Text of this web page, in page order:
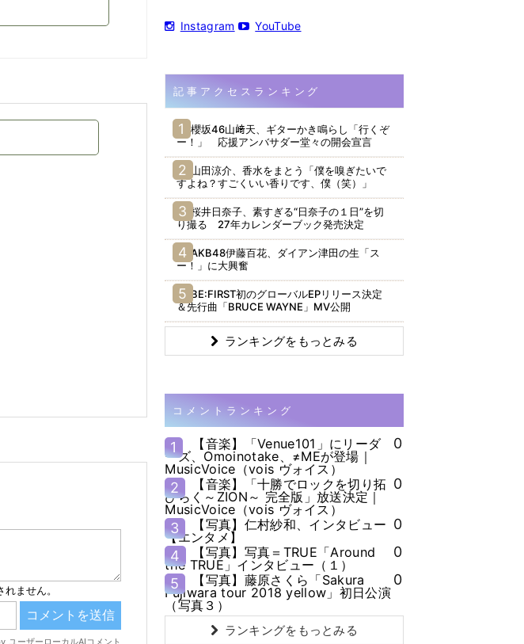
Instagram YouTube
記事アクセスランキング
櫻坂46山﨑天、ギターかき鳴らし「行くぞ
ー！」 応援アンバサダー堂々の開会宣言
山田涼介、香水をまとう「僕を嗅ぎたいで
すよね？すごくいい香りです、僕（笑）」
桜井日奈子、素すぎる“日奈子の１日”を切
り撮る 27年カレンダーブック発売決定
AKB48伊藤百花、ダイアン津田の生「ス
ー！」に大興奮
BE:FIRST初のグローバルEPリリース決定
＆先行曲「BRUCE WAYNE」MV公開
ランキングをもっとみる
コメントランキング
1
【音楽】「Venue101」にリーダ
ーズ、Omoinotake、≠MEが登場｜
MusicVoice（vois ヴォイス）
0
2
【音楽】「十勝でロックを切り拓
ひらく～ZION～ 完全版」放送決定｜
MusicVoice（vois ヴォイス）
0
3
【写真】仁村紗和、インタビュー
【エンタメ】
0
4
【写真】写真＝TRUE「Around
the TRUE」インタビュー（１）
0
5
【写真】藤原さくら「Sakura
Fujiwara tour 2018 yellow」初日公演
（写真３）
0
ランキングをもっとみる